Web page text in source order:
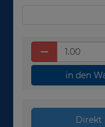
in den
Direkt